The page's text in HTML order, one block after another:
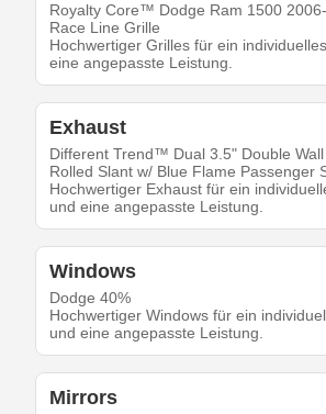
Royalty Core™ Dodge Ram 1500
Race Line Grille
Hochwertiger Grilles für ein
eine angepasste Leistung.
Exhaust
Different Trend™ Dual 3.5" Double
Rolled Slant w/ Blue Flame Passenger
Hochwertiger Exhaust für ein
und eine angepasste Leistung.
Windows
Dodge 40%
Hochwertiger Windows für ein
und eine angepasste Leistung.
Mirrors